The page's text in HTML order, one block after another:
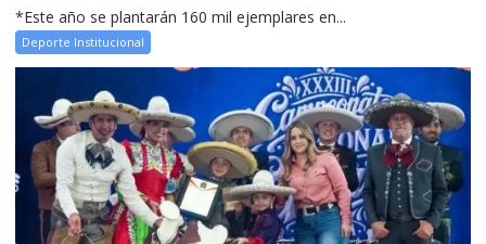
*Este año se plantarán 160 mil ejemplares en...
Deporte Institucional